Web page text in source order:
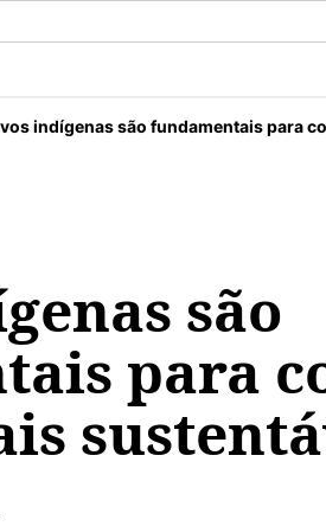
indígenas são fundamentais para
são
para